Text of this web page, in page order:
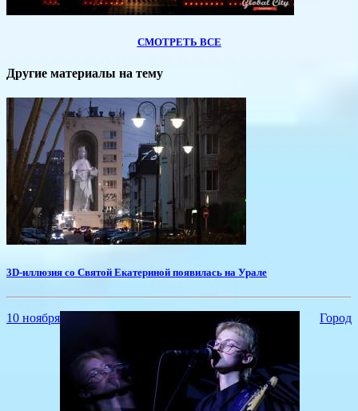
СМОТРЕТЬ ВСЕ
Другие материалы на тему
3D-иллюзия со Святой Екатериной появилась на Урале
10 ноября Город